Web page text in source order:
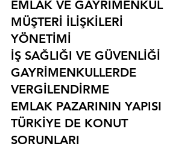
EMLAK VE GAYRİMENKUL
MÜŞTERİ İLİŞKİLERİ
YÖNETİMİ
İŞ SAĞLIĞI VE GÜVENLİĞİ
GAYRİMENKULLERDE
VERGİLENDİRME
EMLAK PAZARININ YAPISI
TÜRKİYE DE KONUT
SORUNLARI